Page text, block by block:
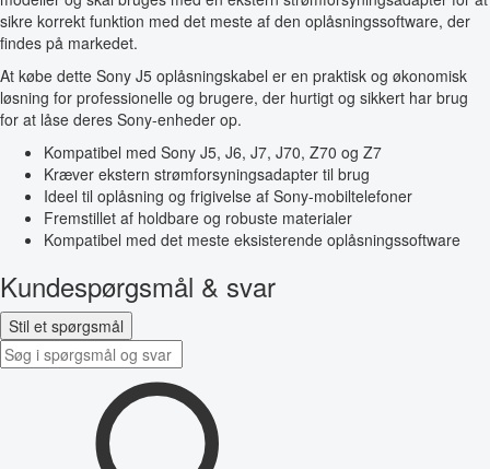
sikre korrekt funktion med det meste af den oplåsningssoftware, der
findes på markedet.
At købe dette Sony J5 oplåsningskabel er en praktisk og økonomisk
løsning for professionelle og brugere, der hurtigt og sikkert har brug
for at låse deres Sony-enheder op.
Kompatibel med Sony J5, J6, J7, J70, Z70 og Z7
Kræver ekstern strømforsyningsadapter til brug
Ideel til oplåsning og frigivelse af Sony-mobiltelefoner
Fremstillet af holdbare og robuste materialer
Kompatibel med det meste eksisterende oplåsningssoftware
Kundespørgsmål & svar
Stil et spørgsmål